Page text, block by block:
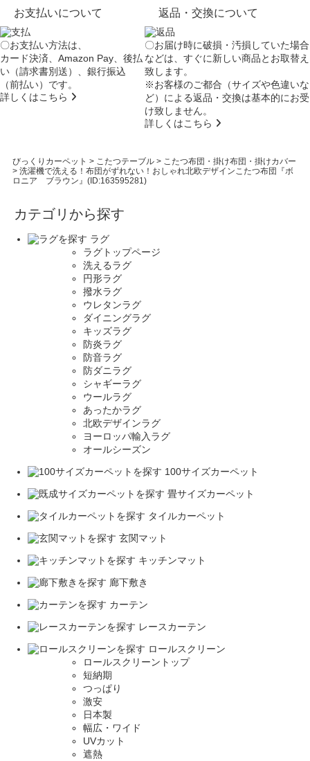
お支払いについて
〇お支払い方法は、
カード決済、Amazon Pay、後払
い（請求書別送）、銀行振込
（前払い）です。
詳しくはこちら
返品・交換について
〇お届け時に破損・汚損していた場合
などは、すぐに新しい商品とお取替え
致します。
※お客様のご都合（サイズや色違いな
ど）による返品・交換は基本的にお受
け致しません。
詳しくはこちら
びっくりカーペット > こたつテーブル> こたつ布団・掛け布団・掛けカバー
> 洗濯機で洗える！布団がずれない！おしゃれ北欧デザインこたつ布団『ボ
ロニア ブラウン』(ID:163595281)
カテゴリから探す
ラグ
ラグトップページ
洗えるラグ
円形ラグ
撥水ラグ
ウレタンラグ
ダイニングラグ
キッズラグ
防炎ラグ
防音ラグ
防ダニラグ
シャギーラグ
ウールラグ
あったかラグ
北欧デザインラグ
ヨーロッパ輸入ラグ
オールシーズン
100サイズカーペット
畳サイズカーペット
タイルカーペット
玄関マット
キッチンマット
廊下敷き
カーテン
レースカーテン
ロールスクリーン
ロールスクリーントップ
短納期
つっぱり
激安
日本製
幅広・ワイド
UVカット
遮熱